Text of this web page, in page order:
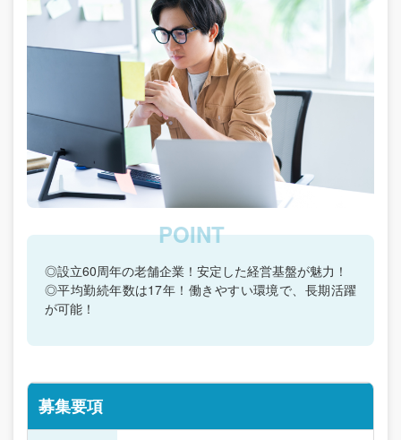
◎設立60周年の老舗企業！安定した経営基盤が魅力！
◎平均勤続年数は17年！働きやすい環境で、長期活躍
が可能！
募集要項